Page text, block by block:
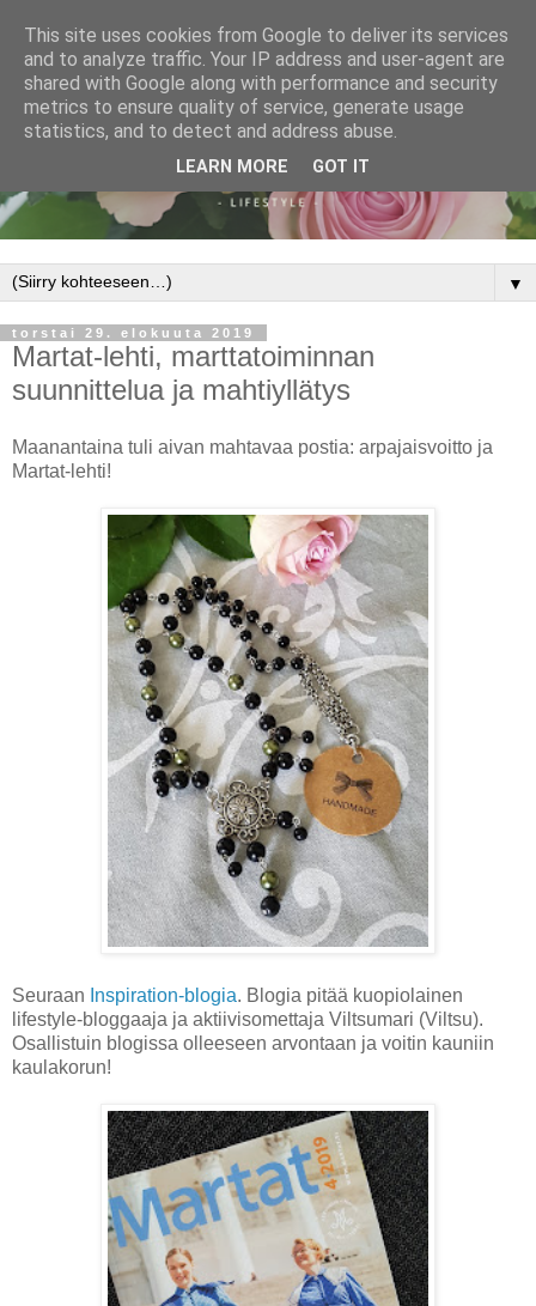
▼
torstai 29. elokuuta 2019
Martat-lehti, marttatoiminnan
suunnittelua ja mahtiyllätys
Maanantaina tuli aivan mahtavaa postia: arpajaisvoitto ja
Martat-lehti!
Seuraan Inspiration-blogia. Blogia pitää kuopiolainen
lifestyle-bloggaaja ja aktiivisomettaja Viltsumari (Viltsu).
Osallistuin blogissa olleeseen arvontaan ja voitin kauniin
kaulakorun!
This site uses cookies from Google to deliver its services
and to analyze traffic. Your IP address and user-agent are
shared with Google along with performance and security
metrics to ensure quality of service, generate usage
statistics, and to detect and address abuse.
LEARN MORE GOT IT